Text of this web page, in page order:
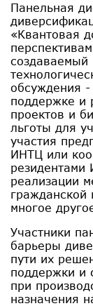
Панельная
«Квантовая
создаваемый
обсуждения
поддержке и
проектов и
льготы для
участия
ИНТЦ или
резидентами
реализации
многое
Участники
барьеры
пути их
поддержки и
при
назначения